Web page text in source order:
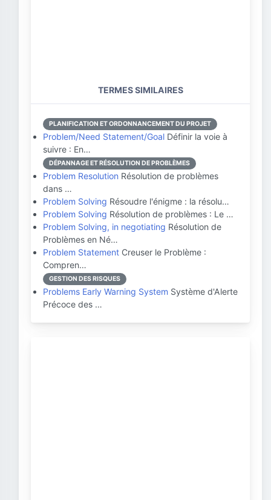
TERMES SIMILAIRES
PLANIFICATION ET ORDONNANCEMENT DU PROJET
Problem/Need Statement/Goal Définir la voie à
suivre : En…
DÉPANNAGE ET RÉSOLUTION DE PROBLÈMES
Problem Resolution Résolution de problèmes
dans …
Problem Solving Résoudre l'énigme : la résolu…
Problem Solving Résolution de problèmes : Le …
Problem Solving, in negotiating Résolution de
Problèmes en Né…
Problem Statement Creuser le Problème :
Compren…
GESTION DES RISQUES
Problems Early Warning System Système d'Alerte
Précoce des …